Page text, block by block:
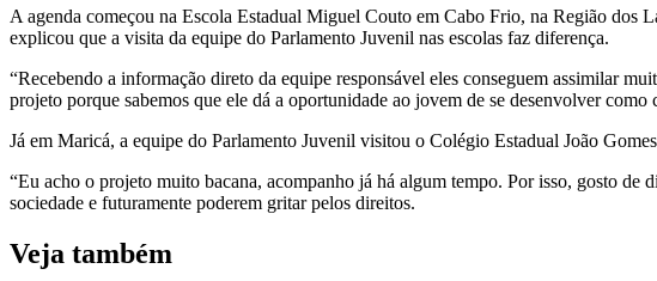
A agenda começou na Escola Estadual Miguel Couto em Cabo Frio, na Região dos
explicou que a visita da equipe do Parlamento Juvenil nas escolas faz diferença.
“Recebendo a informação direto da equipe responsável eles conseguem assimilar
projeto porque sabemos que ele dá a oportunidade ao jovem de se desenvolver
Já em Maricá, a equipe do Parlamento Juvenil visitou o Colégio Estadual João
“Eu acho o projeto muito bacana, acompanho já há algum tempo. Por isso, gosto de
sociedade e futuramente poderem gritar pelos direitos.
Veja também